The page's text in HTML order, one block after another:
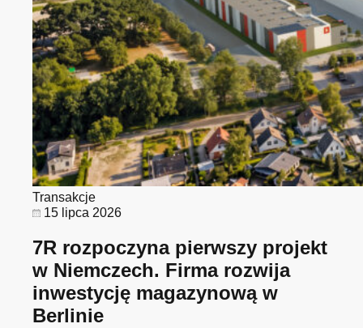
Transakcje
15 lipca 2026
7R rozpoczyna pierwszy projekt
w Niemczech. Firma rozwija
inwestycję magazynową w
Berlinie